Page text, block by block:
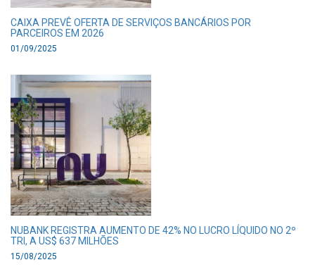
CAIXA PREVÊ OFERTA DE SERVIÇOS BANCÁRIOS POR
PARCEIROS EM 2026
01/09/2025
NUBANK REGISTRA AUMENTO DE 42% NO LUCRO LÍQUIDO NO 2º
TRI, A US$ 637 MILHÕES
15/08/2025